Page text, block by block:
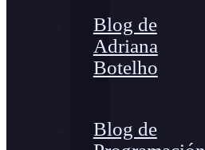
Blog de
Adriana
Botelho
Blog de